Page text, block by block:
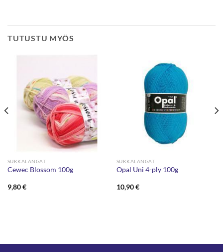
TUTUSTU MYÖS
SUKKALANGAT
Cewec Blossom 100g
9,80€
SUKKALANGAT
Opal Uni 4-ply 100g
10,90€